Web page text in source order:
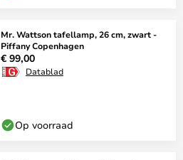
Mr. Wattson tafellamp, 26 cm, zwart -
Piffany Copenhagen
€ 99,00
Datablad
Op voorraad